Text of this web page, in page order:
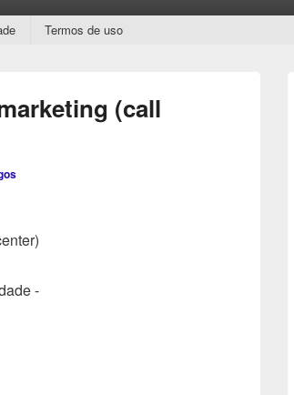
Termos de uso
(call
-